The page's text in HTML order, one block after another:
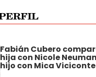
Fabián Cubero
hija con Nicole
hijo con Mica Viciconte